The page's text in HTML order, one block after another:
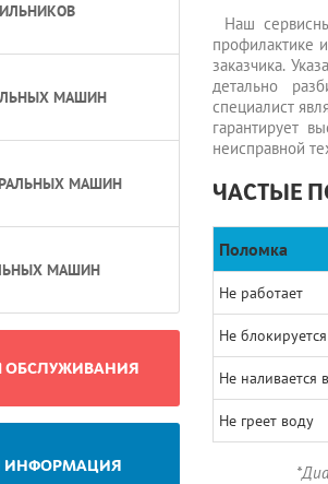
МАШИН
МАШИН
МАШИН
ОБСЛУЖИВАНИЯ
ИНФОРМАЦИЯ
Наш
профилактике
заказчика.
детально
специалист
гарантирует
неисправной
ЧАСТЫЕ
Поломка
Не работает
Не
Не наливается
Не греет воду